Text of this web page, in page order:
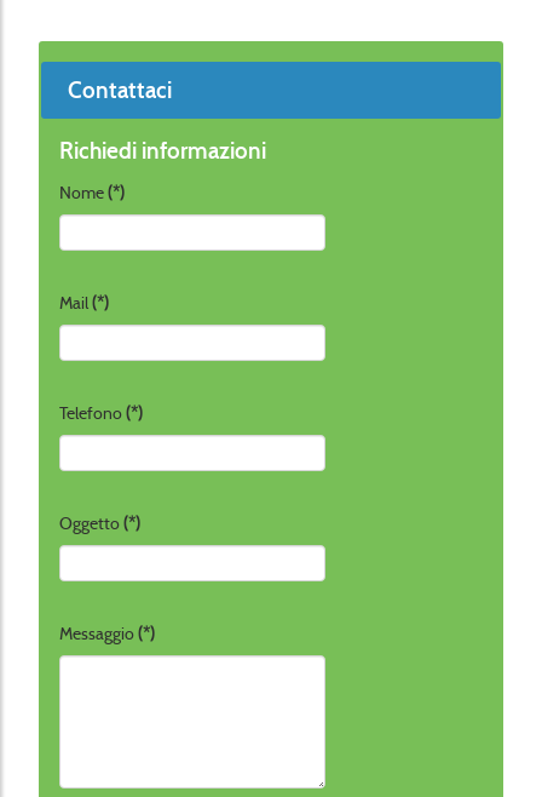
Contattaci
Richiedi informazioni
Nome(*)
Mail(*)
Telefono(*)
Oggetto(*)
Messaggio(*)